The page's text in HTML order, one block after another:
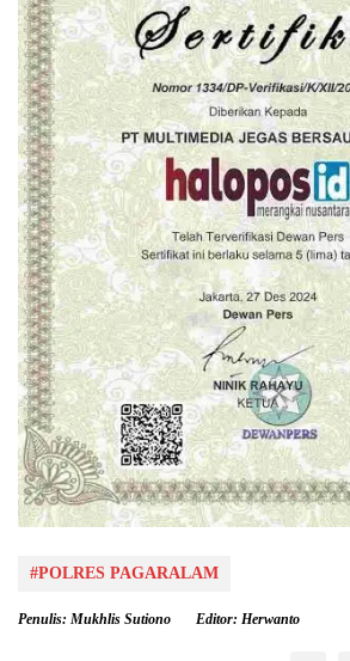
#POLRES PAGARALAM
Penulis: Mukhlis Sutiono Editor: Herwanto